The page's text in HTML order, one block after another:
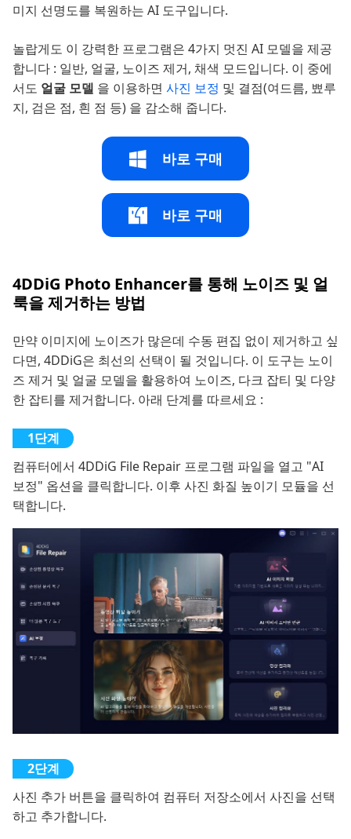
미지 선명도를 복원하는 AI 도구입니다.
놀랍게도 이 강력한 프로그램은 4가지 멋진 AI 모델을 제공
합니다 : 일반, 얼굴, 노이즈 제거, 채색 모드입니다. 이 중에
서도 얼굴 모델 을 이용하면 사진 보정 및 결점(여드름, 뾰루
지, 검은 점, 흰 점 등) 을 감소해 줍니다.
바로 구매
바로 구매
4DDiG Photo Enhancer를 통해 노이즈 및 얼
룩을 제거하는 방법
만약 이미지에 노이즈가 많은데 수동 편집 없이 제거하고 싶
다면, 4DDiG은 최선의 선택이 될 것입니다. 이 도구는 노이
즈 제거 및 얼굴 모델을 활용하여 노이즈, 다크 잡티 및 다양
한 잡티를 제거합니다. 아래 단계를 따르세요 :
컴퓨터에서 4DDiG File Repair 프로그램 파일을 열고 "AI
보정" 옵션을 클릭합니다. 이후 사진 화질 높이기 모듈을 선
택합니다.
사진 추가 버튼을 클릭하여 컴퓨터 저장소에서 사진을 선택
하고 추가합니다.